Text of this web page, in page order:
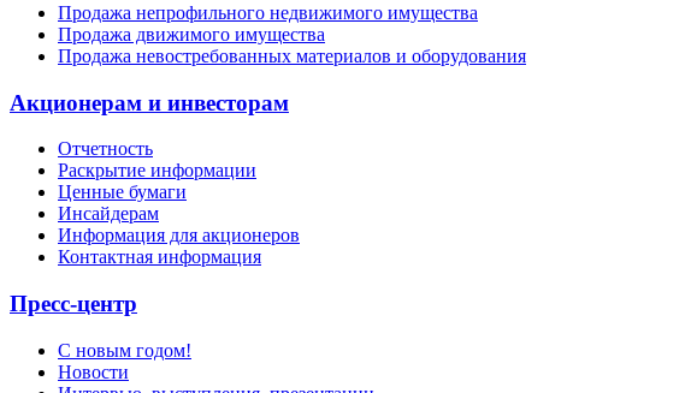
Продажа непрофильного недвижимого имущества
Продажа движимого имущества
Продажа невостребованных материалов и оборудования
Акционерам и инвесторам
Отчетность
Раскрытие информации
Ценные бумаги
Инсайдерам
Информация для акционеров
Контактная информация
Пресс-центр
С новым годом!
Новости